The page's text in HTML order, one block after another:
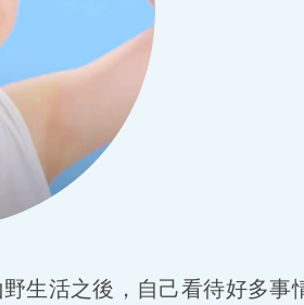
生活之後，自己看待好多事